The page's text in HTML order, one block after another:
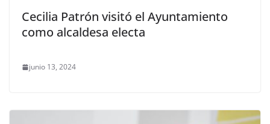
Cecilia Patrón visitó el Ayuntamiento
como alcaldesa electa
junio 13, 2024